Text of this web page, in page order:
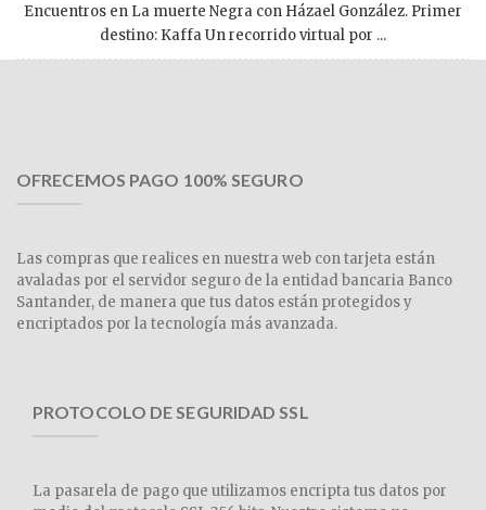
Encuentros en La muerte Negra con Házael González. Primer
destino: Kaffa Un recorrido virtual por ...
OFRECEMOS PAGO 100% SEGURO
Las compras que realices en nuestra web con tarjeta están
avaladas por el servidor seguro de la entidad bancaria Banco
Santander, de manera que tus datos están protegidos y
encriptados por la tecnología más avanzada.
PROTOCOLO DE SEGURIDAD SSL
La pasarela de pago que utilizamos encripta tus datos por